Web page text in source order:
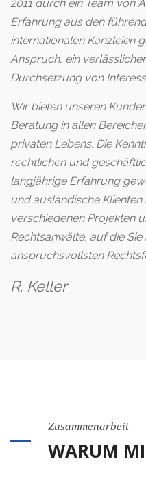
2011 durch ein Team von
Erfahrung aus den
internationalen Kanzleien
Anspruch, ein
Durchsetzung von
Wir bieten unseren
Beratung in allen
privaten Lebens. Die
rechtlichen und
langjährige Erfahrung
und ausländische Klienten
verschiedenen Projekten
Rechtsanwälte, auf die
anspruchsvollsten
R. Keller
Zusammenarbeit
WARUM